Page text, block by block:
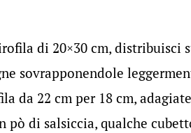
di 20×30 cm, distribuisci
sovrapponendole
da 22 cm per 18 cm, adagiate
di salsiccia, qualche